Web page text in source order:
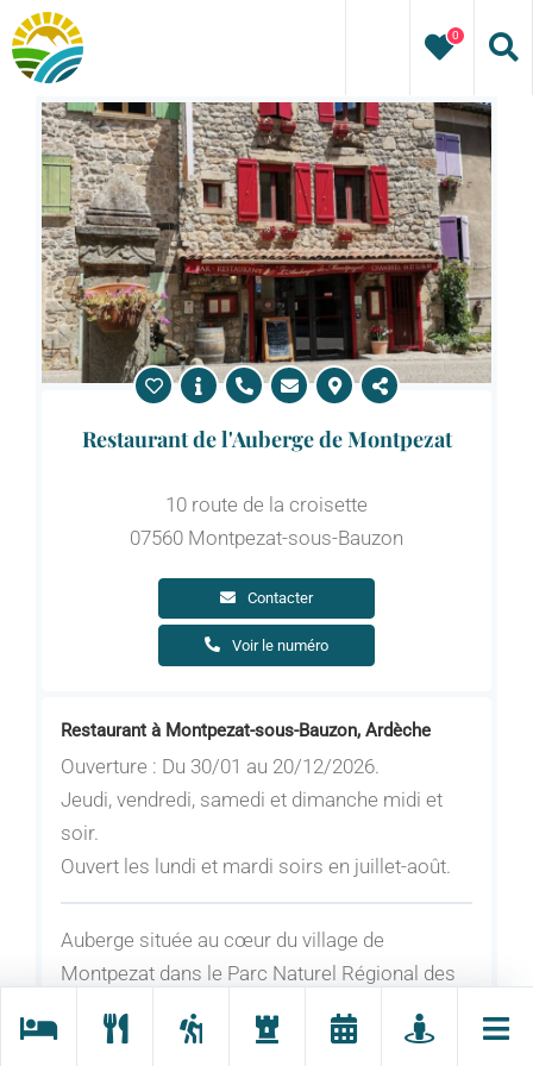
Passer
au
contenu
0
Restaurant de l'Auberge de Montpezat
10 route de la croisette
07560 Montpezat-sous-Bauzon
Contacter
Voir le numéro
Restaurant à Montpezat-sous-Bauzon, Ardèche
Ouverture : Du 30/01 au 20/12/2026.
Jeudi, vendredi, samedi et dimanche midi et
soir.
Ouvert les lundi et mardi soirs en juillet-août.
Auberge située au cœur du village de
Montpezat dans le Parc Naturel Régional des
2015. Restaurant traditionnel avec produits du